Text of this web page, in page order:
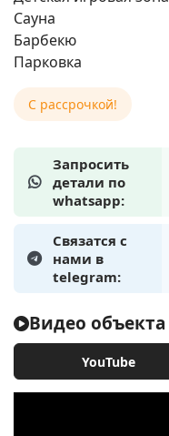
Сауна
Барбекю
Парковка
C рассрочкой!
Запросить
детали по
whatsapp:
Связатся с
нами в
telegram:
Видео объекта
YouTube